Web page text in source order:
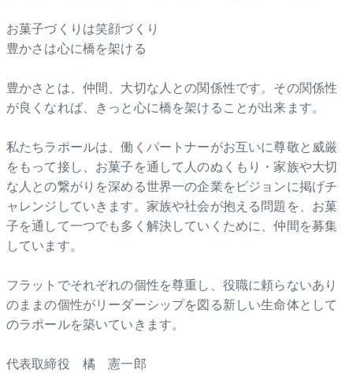
お菓子づくりは笑顔づくり
豊かさは心に橋を架ける
豊かさとは、仲間、大切な人との関係性です。その関係性
が良くなれば、きっと心に橋を架けることが出来ます。
私たちラポールは、働くパートナーがお互いに尊敬と威厳
をもって接し、お菓子を通して人のぬくもり・家族や大切
な人との繋がりを深める世界一の企業をビジョンに掲げチ
ャレンジしていきます。家族や社会が抱える問題を、お菓
子を通して一つでも多く解決していくために、仲間を募集
しています。
フラットでそれぞれの個性を尊重し、役職に頼らないあり
のままの個性がリーダーシップを図る新しい生命体として
のラポールを築いていきます。
代表取締役 橘 憲一郎